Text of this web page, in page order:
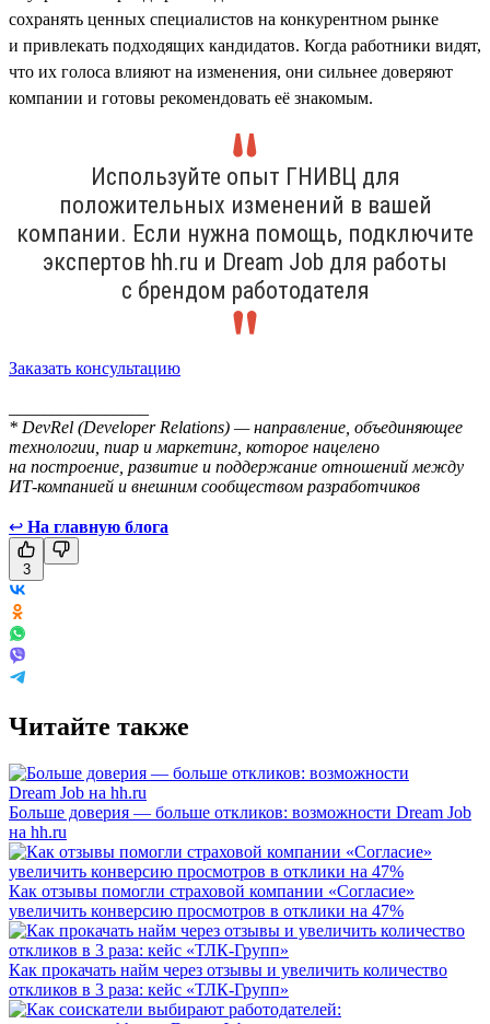
сохранять ценных специалистов на конкурентном рынке
и привлекать подходящих кандидатов. Когда работники видят,
что их голоса влияют на изменения, они сильнее доверяют
компании и готовы рекомендовать её знакомым.
Используйте опыт ГНИВЦ для
положительных изменений в вашей
компании. Если нужна помощь, подключите
экспертов hh.ru и Dream Job для работы
с брендом работодателя
Заказать консультацию
* DevRel (Developer Relations) — направление, объединяющее
технологии, пиар и маркетинг, которое нацелено
на построение, развитие и поддержание отношений между
ИТ-компанией и внешним сообществом разработчиков
↩ На главную блога
3
Читайте также
Больше доверия — больше откликов: возможности Dream Job
на hh.ru
Как отзывы помогли страховой компании «Согласие»
увеличить конверсию просмотров в отклики на 47%
Как прокачать найм через отзывы и увеличить количество
откликов в 3 раза: кейс «ТЛК-Групп»